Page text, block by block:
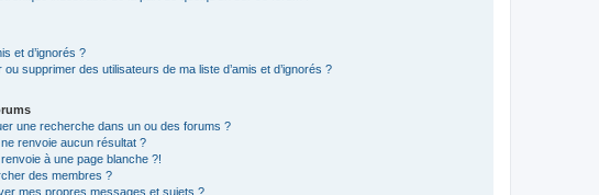
et d’ignorés ?
supprimer des utilisateurs de ma liste d’amis et d’ignorés ?
une recherche dans un ou des forums ?
renvoie aucun résultat ?
à une page blanche ?!
des membres ?
mes propres messages et sujets ?